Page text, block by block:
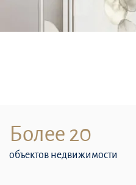
Более 20
объектов недвижимости